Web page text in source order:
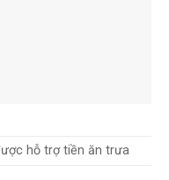
hỗ trợ tiền ăn trưa